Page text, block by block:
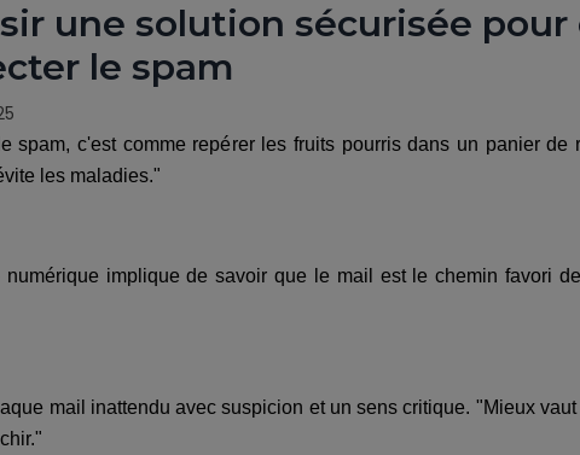
une solution sécurisée
le spam
spam, c'est comme repérer les fruits pourris dans un panier
les maladies."
numérique implique de savoir que le mail est le chemin favori
mail inattendu avec suspicion et un sens critique. "Mieux